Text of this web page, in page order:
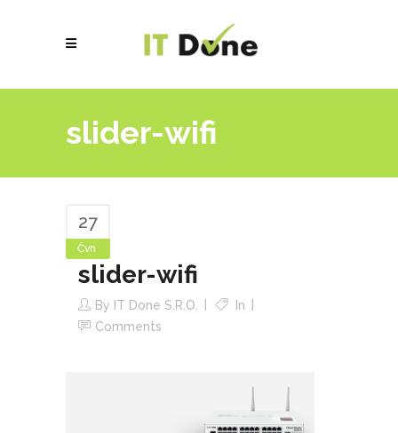
slider-wifi
27
Čvn
slider-wifi
By IT Done S.r.o.
In
Comments